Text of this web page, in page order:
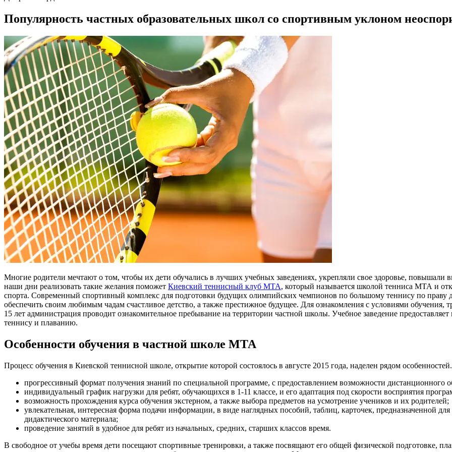
Популярность частных образовательных школ со спортивным уклоном
Многие родители мечтают о том, чтобы их дети обучались в лучших учебных заведениях, укрепляли свое здоровье, повышали
наши дни реализовать такие желания поможет Киевский теннисный клуб МТА, который называется школой тенниса МТА и
спорта. Современный спортивный комплекс для подготовки будущих олимпийских чемпионов по большому теннису по праву
обеспечить своим любимым чадам счастливое детство, а также престижное будущее. Для ознакомления с условиями обучения,
15 лет администрация проводит ознакомительное пребывание на территории частной школы. Учебное заведение
теннису и плаванию.
Особенности обучения в частной школе МТА
Процесс обучения в Киевской теннисной школе, открытие которой состоялось в августе 2015 года, наделен рядом
прогрессивный формат получения знаний по специальной программе, с предоставлением возможности дистанционного
индивидуальный график нагрузки для ребят, обучающихся в 1-11 классе, и его адаптация под скорости восприятия
возможность прохождения курса обучения экстерном, а также выбора предметов на усмотрение учеников и их родителей;
увлекательная, интересная форма подачи информации, в виде наглядных пособий, таблиц, карточек, предназначенной
дидактического материала;
проведение занятий в удобное для ребят из начальных, средних, старших классов время.
В свободное от учебы время дети посещают спортивные тренировки, а также посвящают его общей физической подготовке,